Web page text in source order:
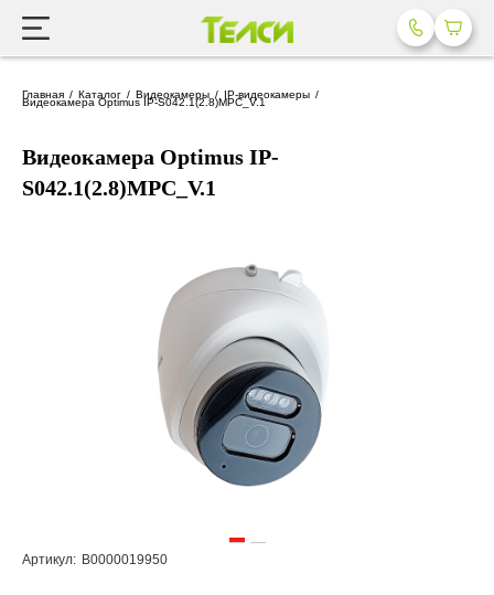
Главная Каталог Видеокамеры IP-видеокамеры
Видеокамера Optimus IP-S042.1(2.8)MPC_V.1
Видеокамера Optimus IP-
S042.1(2.8)MPC_V.1
Артикул: В0000019950